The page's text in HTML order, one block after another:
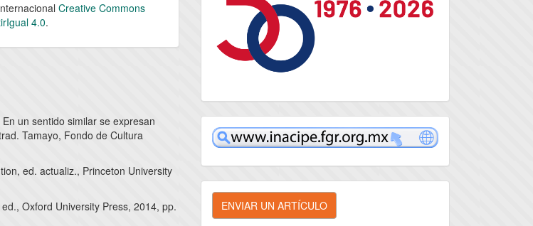
Creative Commons
4.0.
un sentido similar se expresan
Tamayo, Fondo de Cultura
ed. actualiz., Princeton University
Oxford University Press, 2014, pp.
inacipe
Enviar
unENVIAR UN ARTÍCULO